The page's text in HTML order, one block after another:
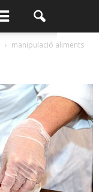
manipulació aliments